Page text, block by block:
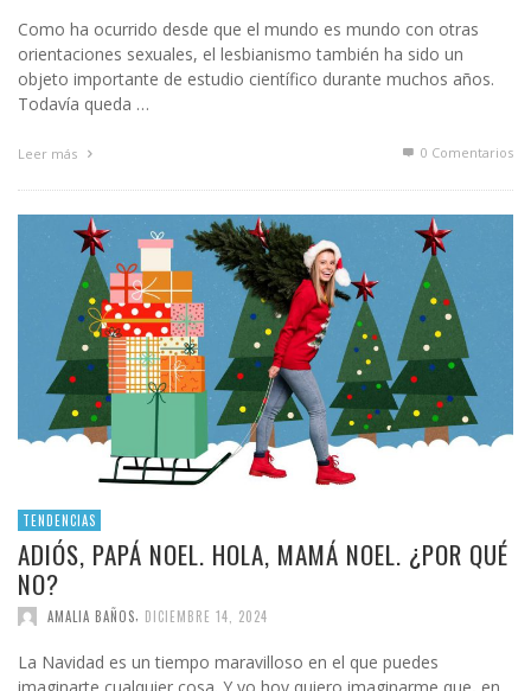
Como ha ocurrido desde que el mundo es mundo con otras
orientaciones sexuales, el lesbianismo también ha sido un
objeto importante de estudio científico durante muchos años.
Todavía queda …
Leer más 0 Comentarios
TENDENCIAS
ADIÓS, PAPÁ NOEL. HOLA, MAMÁ NOEL. ¿POR QUÉ
NO?
AMALIA BAÑOS DICIEMBRE 14, 2024
La Navidad es un tiempo maravilloso en el que puedes